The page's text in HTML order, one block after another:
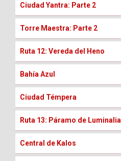
Ciudad Yantra: Parte 2
Torre Maestra: Parte 2
Ruta 12: Vereda del Heno
Bahía Azul
Ciudad Témpera
Ruta 13: Páramo de Luminalia
Central de Kalos